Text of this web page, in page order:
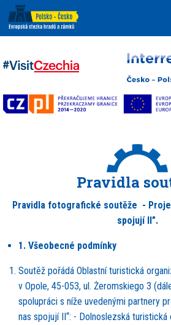
Pravidla
Pravidla fotografické soutěže -
spojují II”.
1. Všeobecné podmínky
Soutěž pořádá Oblastní turistická
v Opole, 45-053, ul. Żeromskiego 3
spolupráci s níže uvedenými partnery
nas spojují II“: - Dolnoslezská turistická